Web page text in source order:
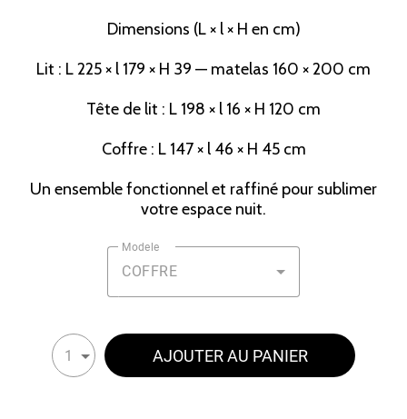
Dimensions (L × l × H en cm)
Lit : L 225 × l 179 × H 39 — matelas 160 × 200 cm
Tête de lit : L 198 × l 16 × H 120 cm
Coffre : L 147 × l 46 × H 45 cm
Un ensemble fonctionnel et raffiné pour sublimer
votre espace nuit.
Modele
COFFRE
1 AJOUTER AU PANIER